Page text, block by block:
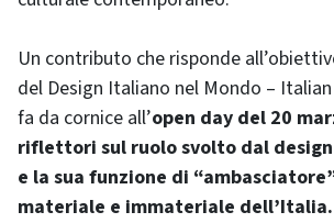
Un contributo che risponde
del Design Italiano nel Mondo –
fa da cornice all’open day del 20
riflettori sul ruolo svolto dal
e la sua funzione di
materiale e immateriale dell’Italia.